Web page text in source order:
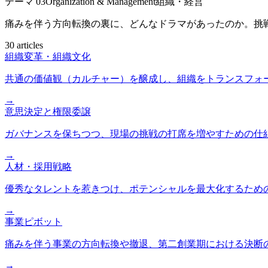
痛みを伴う方向転換の裏に、どんなドラマがあったのか。
30 articles
組織変革・組織文化
共通の価値観（カルチャー）を醸成し、組織をトランスフォ
→
意思決定と権限委譲
ガバナンスを保ちつつ、現場の挑戦の打席を増やすための仕
→
人材・採用戦略
優秀なタレントを惹きつけ、ポテンシャルを最大化するため
→
事業ピボット
痛みを伴う事業の方向転換や撤退、第二創業期における決断
→